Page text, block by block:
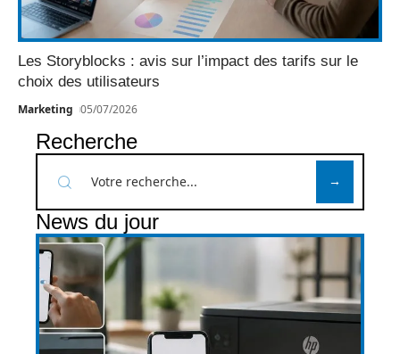
Les Storyblocks : avis sur l’impact des tarifs sur le
choix des utilisateurs
Marketing 05/07/2026
Recherche
News du jour